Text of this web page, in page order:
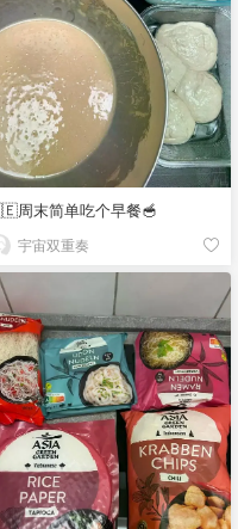
周末简单吃个早餐🥣
宇宙双重奏